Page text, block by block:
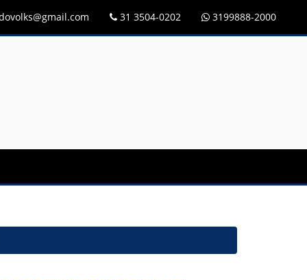
31 3504-0202 3199888-2000